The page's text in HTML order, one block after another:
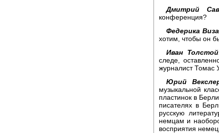
Дмитрий
конференция?
Федерика
хотим, чтобы он
Иван
следе,
журналист Томас
Юрий
музыкальной
пластинок в
писателях в
русскую
немцам и
восприятия